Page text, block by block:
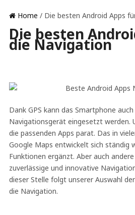
Home / Die besten Android Apps
Die besten
die Navigation
Dank GPS kann das Smartphone
Navigationsgerät eingesetzt werden.
die passenden Apps parat. Das in
Google Maps entwickelt sich ständig
Funktionen ergänzt. Aber auch
zuverlässige und innovative
dieser Stelle folgt unserer Auswahl
die Navigation.